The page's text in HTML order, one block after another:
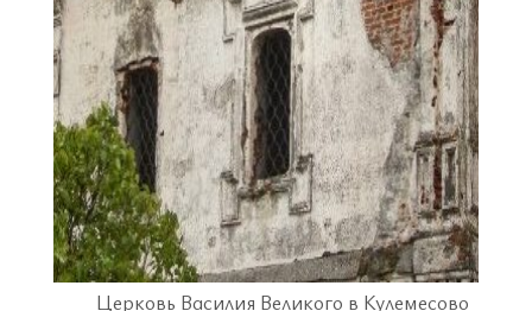
Церковь Василия Великого в Кулемесово